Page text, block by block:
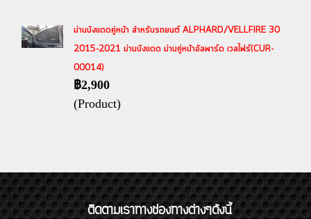
ม่านบังแดดคู่หน้า สำหรับรถยนต์ ALPHARD/VELLFIRE 30
2015-2021 ม่านบังแดด ม่านคู่หน้าอัลพาร์ด เวลไฟร์(CUR-
00014)
฿2,900
(Product)
ติดตามเราทางช่องทางต่างๆดังนี้